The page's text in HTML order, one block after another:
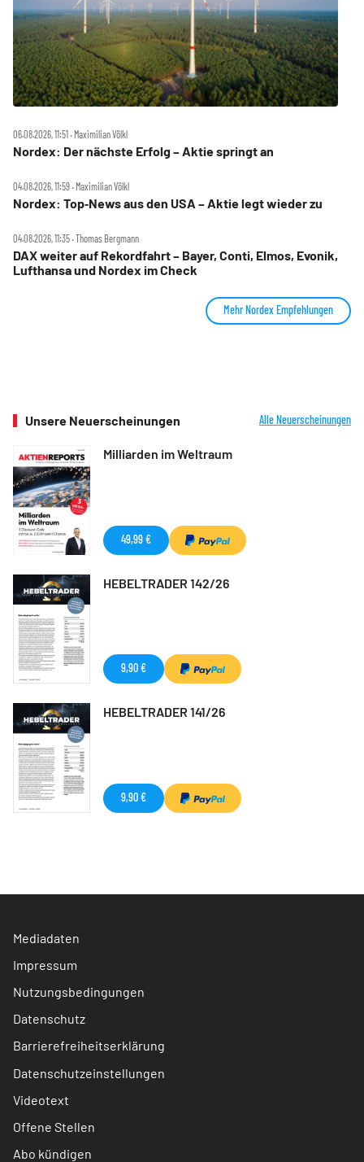
06.08.2026, 11:51 ‧ Maximilian Völkl
Nordex: Der nächste Erfolg – Aktie springt an
04.08.2026, 11:59 ‧ Maximilian Völkl
Nordex: Top‑News aus den USA – Aktie legt wieder zu
04.08.2026, 11:35 ‧ Thomas Bergmann
DAX weiter auf Rekordfahrt – Bayer, Conti, Elmos, Evonik,
Lufthansa und Nordex im Check
Mehr Nordex Empfehlungen
Unsere Neuerscheinungen Alle Neuerscheinungen
Milliarden im Weltraum
49,99 €
HEBELTRADER 142/26
9,90 €
HEBELTRADER 141/26
9,90 €
Mediadaten
Impressum
Nutzungsbedingungen
Datenschutz
Barrierefreiheitserklärung
Datenschutzeinstellungen
Videotext
Offene Stellen
Abo kündigen